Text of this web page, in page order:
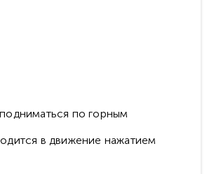
по горным
в движение нажатием